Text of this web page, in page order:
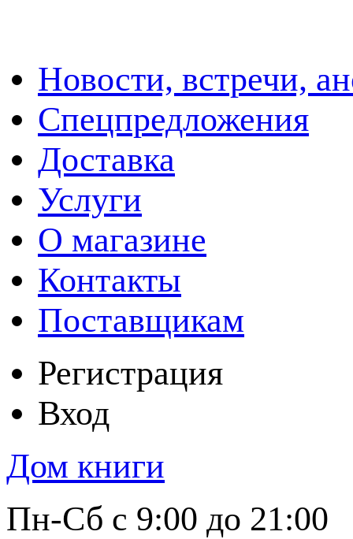
Новости, встречи,
Спецпредложения
Доставка
Услуги
О магазине
Контакты
Поставщикам
Регистрация
Вход
Дом книги
Пн-Сб с 9:00 до 21:00